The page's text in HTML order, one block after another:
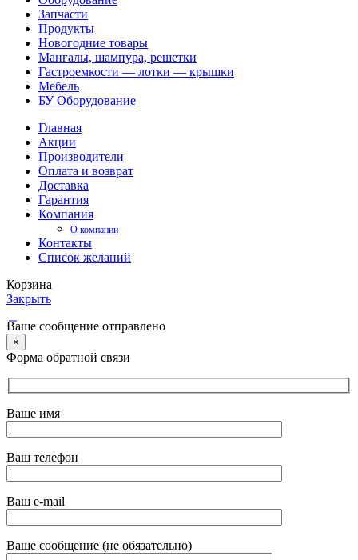
Запчасти
Продукты
Новогодние товары
Мангалы, шампура, решетки
Гастроемкости — лотки — крышки
Мебель
БУ Оборудование
Главная
Акции
Производители
Оплата и возврат
Доставка
Гарантия
Компания
О компании
Контакты
Список желаний
Корзина
Закрыть
Ваше сообщение отправлено
×
Форма обратной связи
Ваше имя
Ваш телефон
Ваш e-mail
Ваше сообщение (не обязательно)